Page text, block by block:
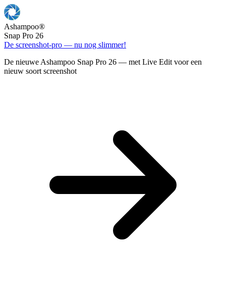
Ashampoo®
Snap Pro 26
De screenshot-pro — nu nog slimmer!
De nieuwe Ashampoo Snap Pro 26 — met Live Edit voor een
nieuw soort screenshot